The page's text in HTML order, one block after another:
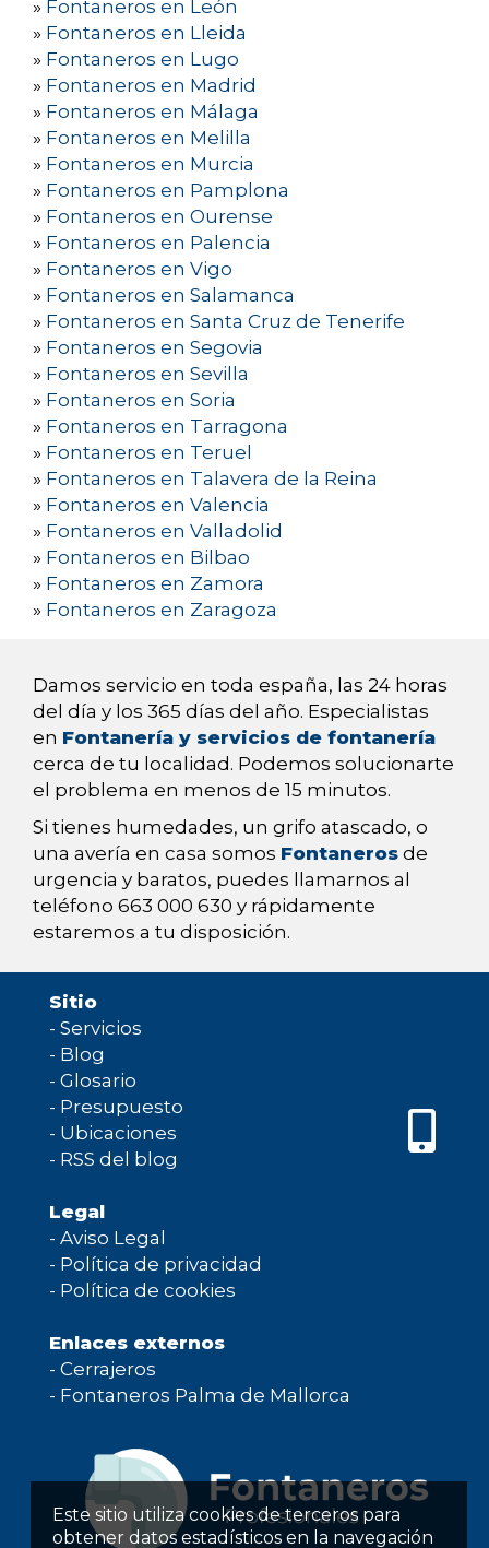
Este sitio utiliza cookies de terceros para
obtener datos estadísticos en la navegación
» Fontaneros en León
» Fontaneros en Lleida
» Fontaneros en Lugo
» Fontaneros en Madrid
» Fontaneros en Málaga
» Fontaneros en Melilla
» Fontaneros en Murcia
» Fontaneros en Pamplona
» Fontaneros en Ourense
» Fontaneros en Palencia
» Fontaneros en Vigo
» Fontaneros en Salamanca
» Fontaneros en Santa Cruz de Tenerife
» Fontaneros en Segovia
» Fontaneros en Sevilla
» Fontaneros en Soria
» Fontaneros en Tarragona
» Fontaneros en Teruel
» Fontaneros en Talavera de la Reina
» Fontaneros en Valencia
» Fontaneros en Valladolid
» Fontaneros en Bilbao
» Fontaneros en Zamora
» Fontaneros en Zaragoza
Damos servicio en toda españa, las 24 horas
del día y los 365 días del año. Especialistas
en Fontanería y servicios de fontanería
cerca de tu localidad. Podemos solucionarte
el problema en menos de 15 minutos.
Si tienes humedades, un grifo atascado, o
una avería en casa somos Fontaneros de
urgencia y baratos, puedes llamarnos al
teléfono 663 000 630 y rápidamente
estaremos a tu disposición.
Sitio
- Servicios
- Blog
- Glosario
- Presupuesto
- Ubicaciones
- RSS del blog
Legal
- Aviso Legal
- Política de privacidad
- Política de cookies
Enlaces externos
- Cerrajeros
- Fontaneros Palma de Mallorca